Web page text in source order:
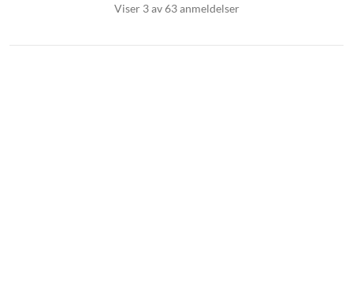
Viser 3 av 63 anmeldelser